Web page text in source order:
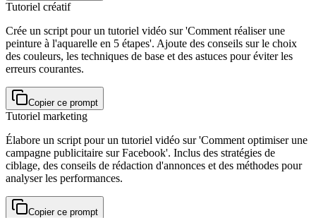
Tutoriel créatif
Crée un script pour un tutoriel vidéo sur 'Comment réaliser une
peinture à l'aquarelle en 5 étapes'. Ajoute des conseils sur le choix
des couleurs, les techniques de base et des astuces pour éviter les
erreurs courantes.
Copier ce prompt
Tutoriel marketing
Élabore un script pour un tutoriel vidéo sur 'Comment optimiser une
campagne publicitaire sur Facebook'. Inclus des stratégies de
ciblage, des conseils de rédaction d'annonces et des méthodes pour
analyser les performances.
Copier ce prompt